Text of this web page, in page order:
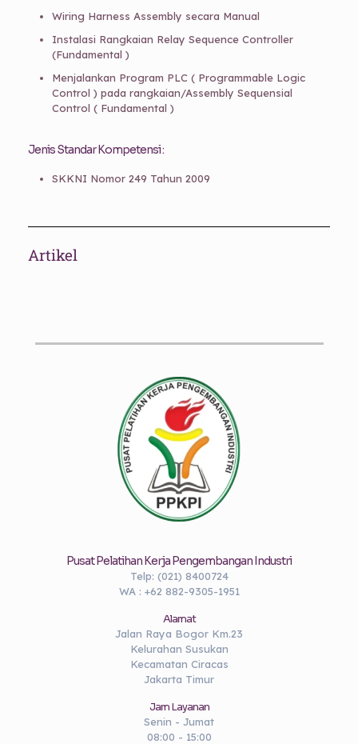
Wiring Harness Assembly secara Manual
Instalasi Rangkaian Relay Sequence Controller
(Fundamental )
Menjalankan Program PLC ( Programmable Logic
Control ) pada rangkaian/Assembly Sequensial
Control ( Fundamental )
Jenis Standar Kompetensi :
SKKNI Nomor 249 Tahun 2009
Artikel
Pusat Pelatihan Kerja Pengembangan Industri
Telp: (021) 8400724
WA : +62 882-9305-1951
Alamat
Jalan Raya Bogor Km.23
Kelurahan Susukan
Kecamatan Ciracas
Jakarta Timur
Jam Layanan
Senin - Jumat
08:00 - 15:00